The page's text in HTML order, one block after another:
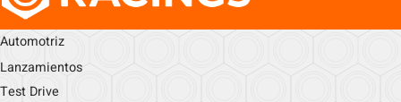
Automotriz
Lanzamientos
Test Drive